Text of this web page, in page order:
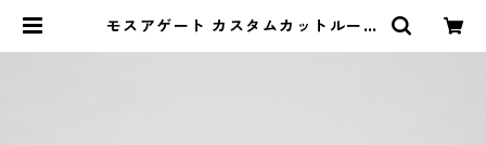
モスアゲート カスタムカットルース